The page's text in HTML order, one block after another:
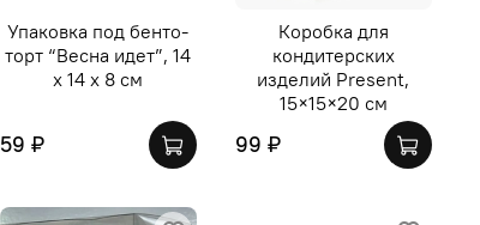
Упаковка под бенто-
торт “Весна идет”, 14
х 14 х 8 см
59 ₽
Коробка для
кондитерских
изделий Present,
15×15×20 см
99 ₽